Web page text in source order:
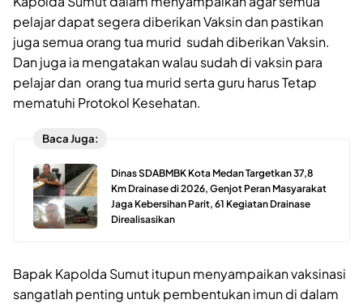
pelajar dapat segera diberikan Vaksin dan pastikan
juga semua orang tua murid sudah diberikan Vaksin.
Dan juga ia mengatakan walau sudah di vaksin para
pelajar dan orang tua murid serta guru harus Tetap
mematuhi Protokol Kesehatan.
Baca Juga:
Dinas SDABMBK Kota Medan Targetkan 37,8
Km Drainase di 2026, Genjot Peran Masyarakat
Jaga Kebersihan Parit, 61 Kegiatan Drainase
Direalisasikan
Bapak Kapolda Sumut itupun menyampaikan vaksinasi
sangatlah penting untuk pembentukan imun di dalam